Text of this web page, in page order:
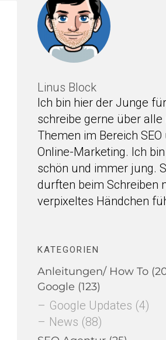
Linus Block
Ich bin hier der Junge
schreibe gerne über
Themen im Bereich SEO
Online-Marketing. Ich
schön und immer jung.
durften beim Schreiben
verpixeltes Händchen
KATEGORIEN
Anleitungen/ How To
Google (123)
Google Updates (4)
News (88)